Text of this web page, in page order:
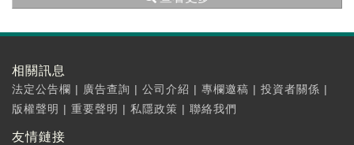
相關訊息
法定公告欄 | 廣告查詢 | 公司介紹 | 專欄邀稿 | 投資者關係 |
版權聲明 | 重要聲明 | 私隱政策 | 聯絡我們
友情鏈接